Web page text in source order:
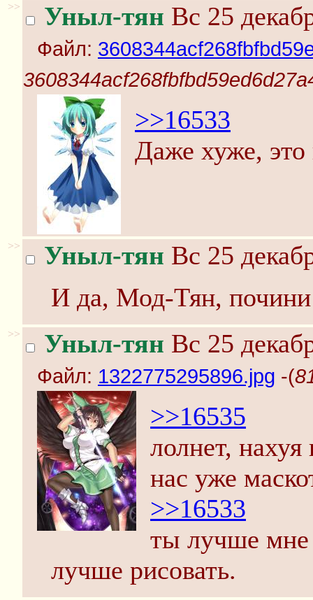
>> Уныл-тян Вс 25
Файл:
>>16533
Даже хуже,
>> Уныл-тян Вс 25
И да, Мод-Тян, почини
>> Уныл-тян Вс 25
Файл: 1322775295896.jpg -(
>>16535
лолнет,
нас уже
>>16533
ты лучше мне
лучше рисовать.